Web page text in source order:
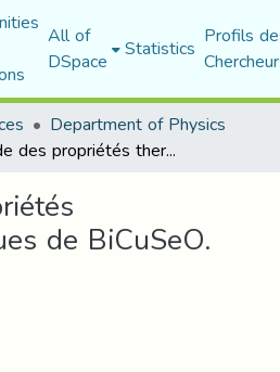
All of
DSpace Statistics Profils
Department of Physics
Etude des propriétés thermoélectriques de BiCuSeO.
de BiCuSeO.